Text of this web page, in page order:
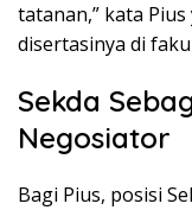
tatanan,” kata
disertasinya di
Sekda
Negosiator
Bagi Pius, posisi